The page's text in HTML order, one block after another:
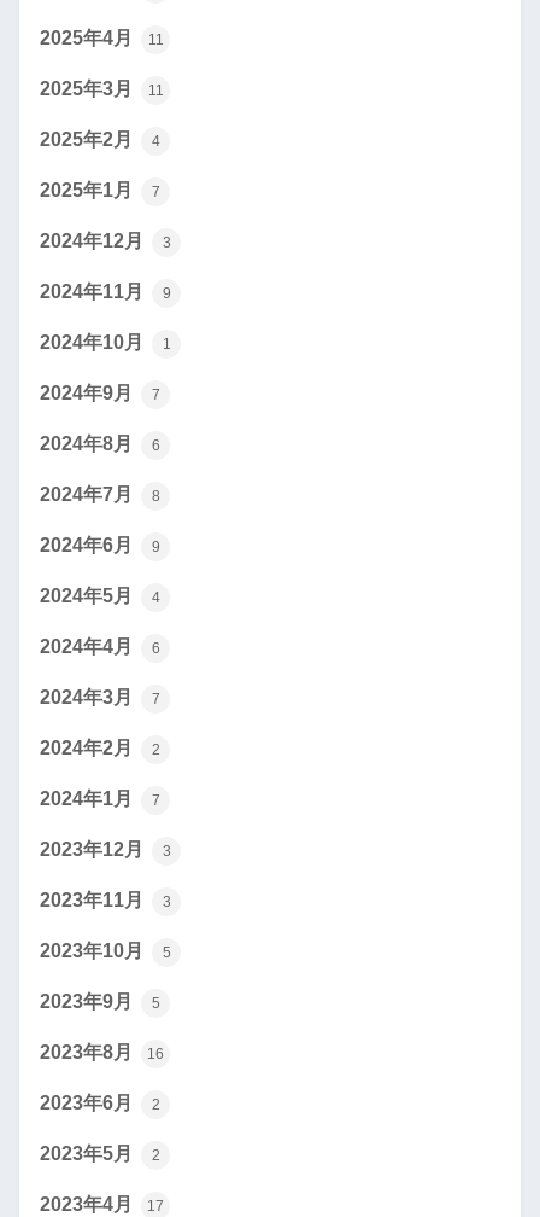
2025年4月 11
2025年3月 11
2025年2月 4
2025年1月 7
2024年12月 3
2024年11月 9
2024年10月 1
2024年9月 7
2024年8月 6
2024年7月 8
2024年6月 9
2024年5月 4
2024年4月 6
2024年3月 7
2024年2月 2
2024年1月 7
2023年12月 3
2023年11月 3
2023年10月 5
2023年9月 5
2023年8月 16
2023年6月 2
2023年5月 2
2023年4月 17